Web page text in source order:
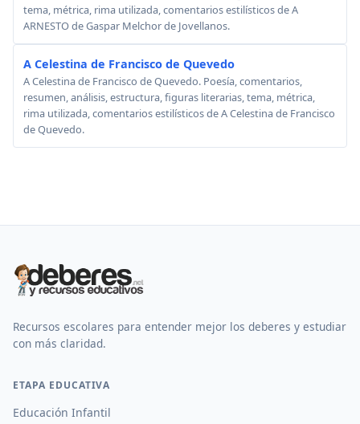
tema, métrica, rima utilizada, comentarios estilísticos de A
ARNESTO de Gaspar Melchor de Jovellanos.
A Celestina de Francisco de Quevedo
A Celestina de Francisco de Quevedo. Poesía, comentarios,
resumen, análisis, estructura, figuras literarias, tema, métrica,
rima utilizada, comentarios estilísticos de A Celestina de Francisco
de Quevedo.
Recursos escolares para entender mejor los deberes y estudiar
con más claridad.
ETAPA EDUCATIVA
Educación Infantil